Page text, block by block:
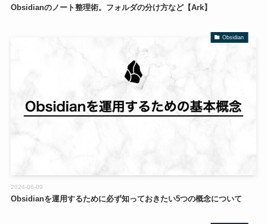
Obsidianのノート整理術。フォルダの分け方など【Ark】
Obsidian
Obsidianを運用するために必ず知っておきたい5つの概念について
2024-06-09